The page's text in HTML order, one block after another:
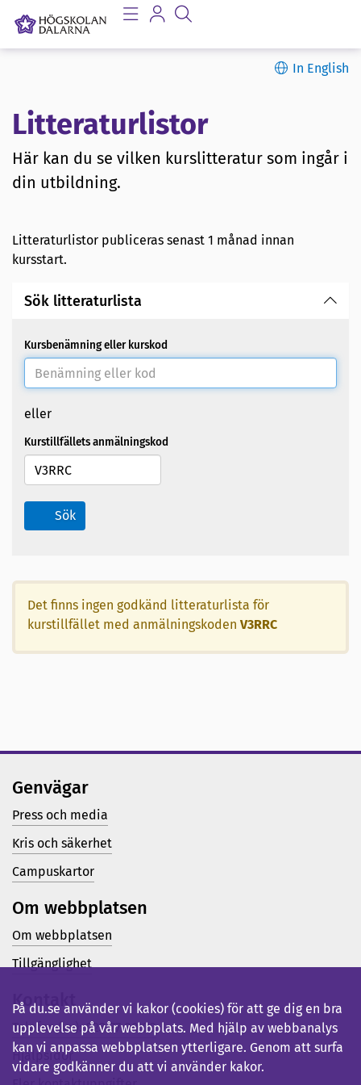
In English
Litteraturlistor
Här kan du se vilken kurslitteratur som ingår i
din utbildning.
Litteraturlistor publiceras senast 1 månad innan
kursstart.
Sök litteraturlista
Kursbenämning eller kurskod
eller
Kurstillfällets anmälningskod
Sök
Det finns ingen godkänd litteraturlista för
kurstillfället med anmälningskoden V3RRC
Genvägar
Press och media
Kris och säkerhet
Campuskartor
Om webbplatsen
Om webbplatsen
Tillgänglighet
Kontakt
Telefon (vx): 023-77 80 00
Hjälpsidor
På du.se använder vi kakor (cookies) för att ge dig en bra
upplevelse på vår webbplats. Med hjälp av webbanalys
kan vi anpassa webbplatsen ytterligare. Genom att surfa
vidare godkänner du att vi använder kakor.